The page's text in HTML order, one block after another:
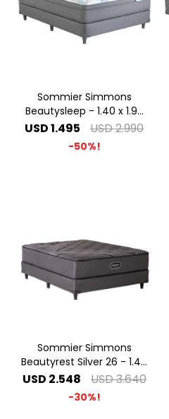
Sommier Simmons
Beautysleep - 1.40 x 1.90
2 Plazas
USD1.495 USD2.990
50
Sommier Simmons
Beautyrest Silver 26 - 1.40
x 1.90 2 Plazas
USD 2.548 USD3.640
30